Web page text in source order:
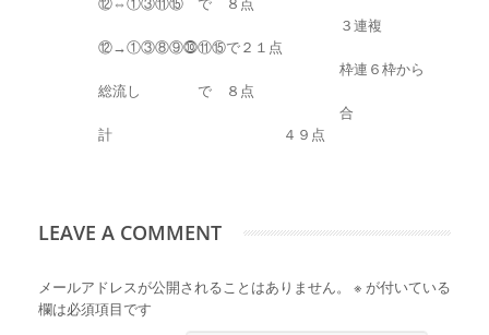
３連複
⑫→①③⑧⑨⓾⑪⑮で２１点
枠連６枠から
総流し で ８点
合
計 ４９点
LEAVE A COMMENT
メールアドレスが公開されることはありません。 ※ が付いている
欄は必須項目です